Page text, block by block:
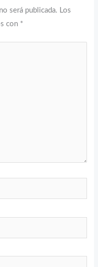
será publicada. Los
con *